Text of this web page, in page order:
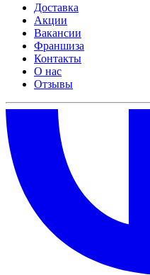
Доставка
Акции
Вакансии
Франшиза
Контакты
О нас
Отзывы